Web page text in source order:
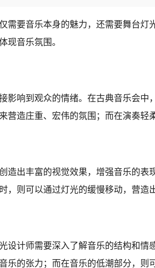
需要音乐本身的魅力，还需要舞台
现音乐氛围。
影响到观众的情绪。在古典音乐会
营造庄重、宏伟的氛围；而在演奏
造出丰富的视觉效果，增强音乐的
则可以通过灯光的缓慢移动，营造
设计师需要深入了解音乐的结构和
乐的张力；而在音乐的低潮部分，则